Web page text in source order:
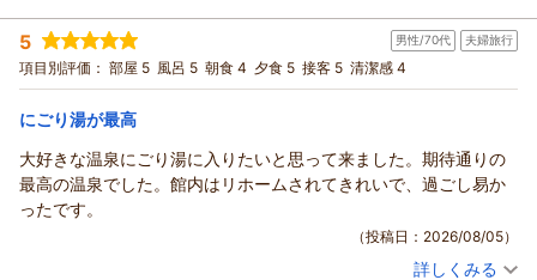
5 男性/70代 夫婦旅行
項目別評価： 部屋 5 風呂 5 朝食 4 夕食 5 接客 5 清潔感 4
にごり湯が最高
大好きな温泉にごり湯に入りたいと思って来ました。期待通りの
最高の温泉でした。館内はリホームされてきれいで、過ごし易か
ったです。
（投稿日：2026/08/05）
詳しくみる